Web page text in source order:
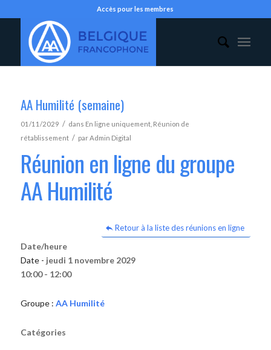
Accès pour les membres
AA Humilité (semaine)
01/11/2029 / dans En ligne uniquement, Réunion de
rétablissement / parAdmin Digital
Réunion en ligne du groupe
AA Humilité
Retour à la liste des réunions en ligne
Date/heure
Date - jeudi 1 novembre 2029
10:00 - 12:00
Groupe : AA Humilité
Catégories